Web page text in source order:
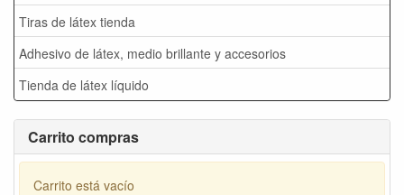
Tiras de látex tienda
Adhesivo de látex, medio brillante y accesorios
Tienda de látex líquido
Carrito compras
Carrito está vacío